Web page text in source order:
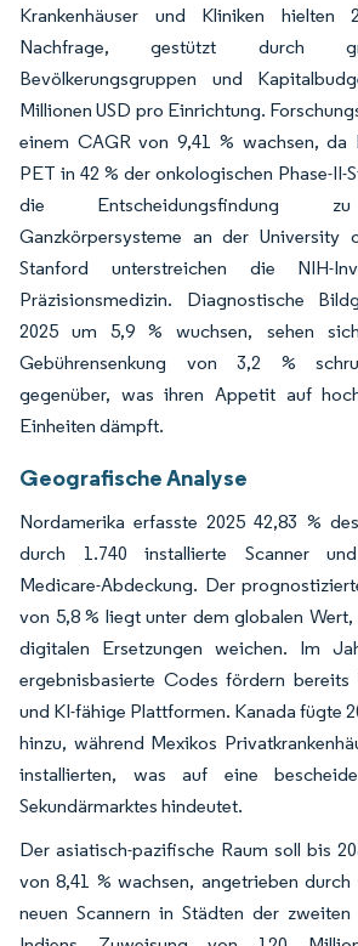
Krankenhäuser und Kliniken
Nachfrage, gestützt durch
Bevölkerungsgruppen und
Millionen USD pro Einrichtung.
einem CAGR von 9,41 % wachsen, da
PET in 42 % der onkologischen Phase-II-
die Entscheidungsfindung zu
Ganzkörpersysteme an der University
Stanford unterstreichen die NIH-
Präzisionsmedizin. Diagnostische
2025 um 5,9 % wuchsen, sehen
Gebührensenkung von 3,2 %
gegenüber, was ihren Appetit auf
Einheiten dämpft.
Geografische Analyse
Nordamerika erfasste 2025 42,83 %
durch 1.740 installierte Scanner
Medicare-Abdeckung. Der
von 5,8 % liegt unter dem globalen
digitalen Ersetzungen weichen. Im
ergebnisbasierte Codes fördern bereits
und KI-fähige Plattformen. Kanada fügte
hinzu, während Mexikos
installierten, was auf eine
Sekundärmarktes hindeutet.
Der asiatisch-pazifische Raum soll bis
von 8,41 % wachsen, angetrieben
neuen Scannern in Städten der